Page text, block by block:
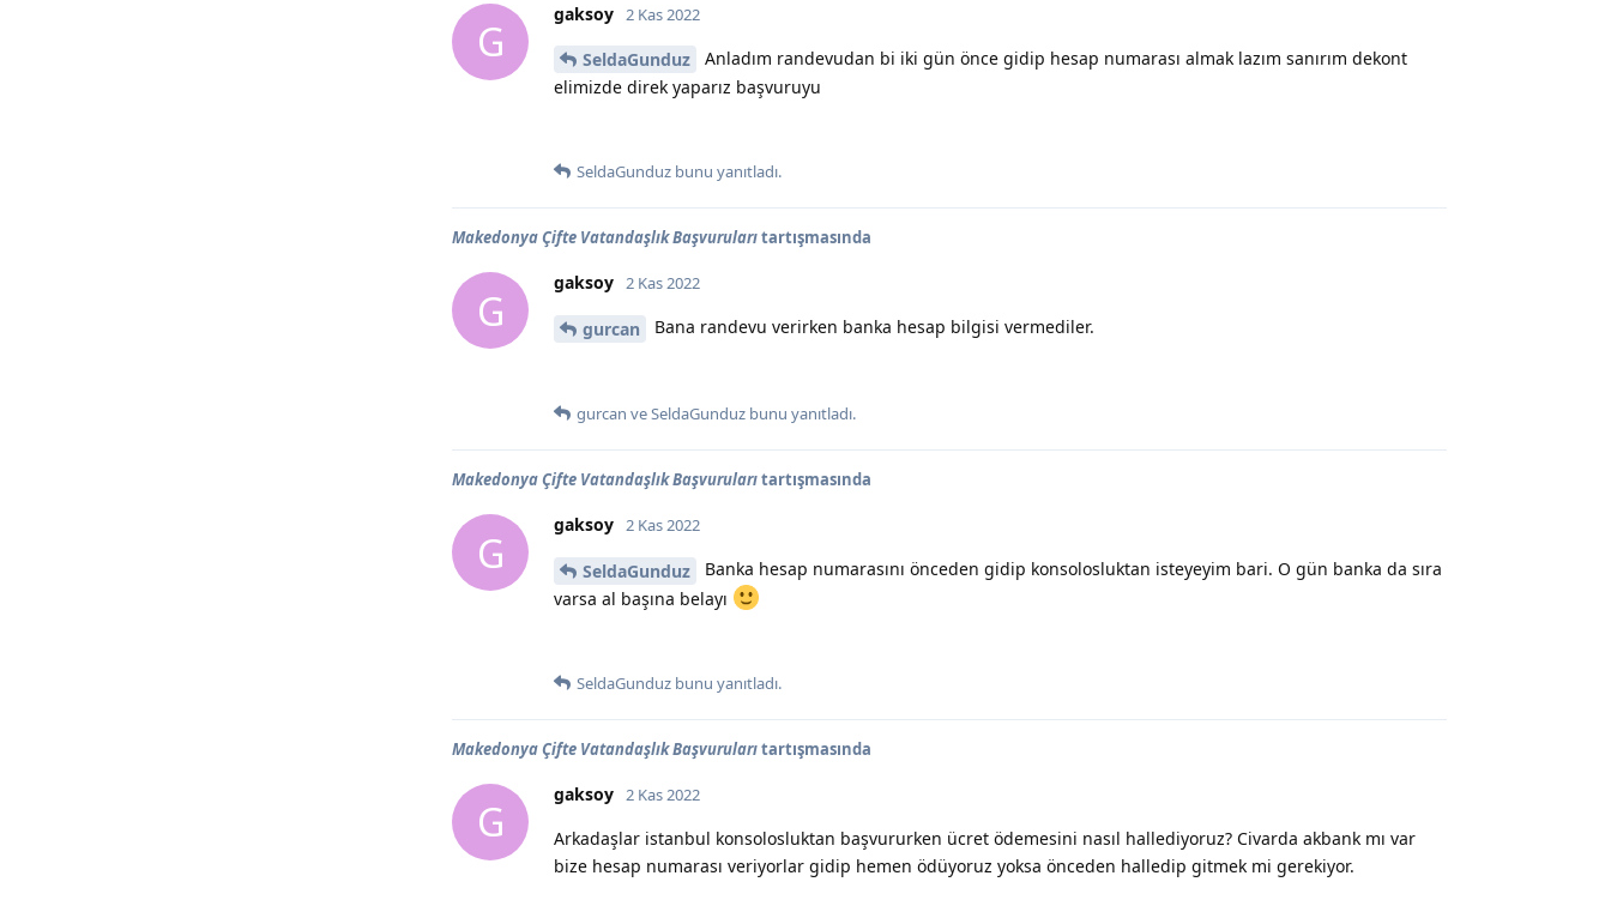
G
gaksoy 2 Kas 2022
SeldaGunduz
Anladım randevudan bi iki gün önce gidip hesap numarası almak lazım sanırım dekont
elimizde direk yaparız başvuruyu
SeldaGunduz bunu yanıtladı.
Makedonya Çifte Vatandaşlık Başvurularıtartışmasında
G
gaksoy 2 Kas 2022
gurcan Bana randevu verirken banka hesap bilgisi vermediler.
gurcan veSeldaGunduz bunu yanıtladı.
Makedonya Çifte Vatandaşlık Başvurularıtartışmasında
G
gaksoy 2 Kas 2022
SeldaGunduz
Banka hesap numarasını önceden gidip konsolosluktan isteyeyim bari. O gün banka da sıra
varsa al başına belayı
SeldaGunduz bunu yanıtladı.
Makedonya Çifte Vatandaşlık Başvurularıtartışmasında
G
gaksoy 2 Kas 2022
Arkadaşlar istanbul konsolosluktan başvururken ücret ödemesini nasıl hallediyoruz? Civarda akbank mı var
bize hesap numarası veriyorlar gidip hemen ödüyoruz yoksa önceden halledip gitmek mi gerekiyor.